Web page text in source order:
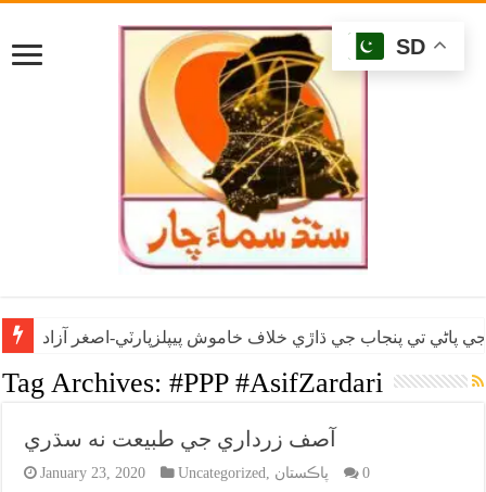
پاڻي تي پنجاب جي ڌاڙي خلاف خاموش پيپلزپارٽي-اصغر آزاد
Tag Archives:#PPP #AsifZardari
آصف زرداري جي طبيعت نه سڌري
January 23, 2020 Uncategorized, پاڪستان 0
SD